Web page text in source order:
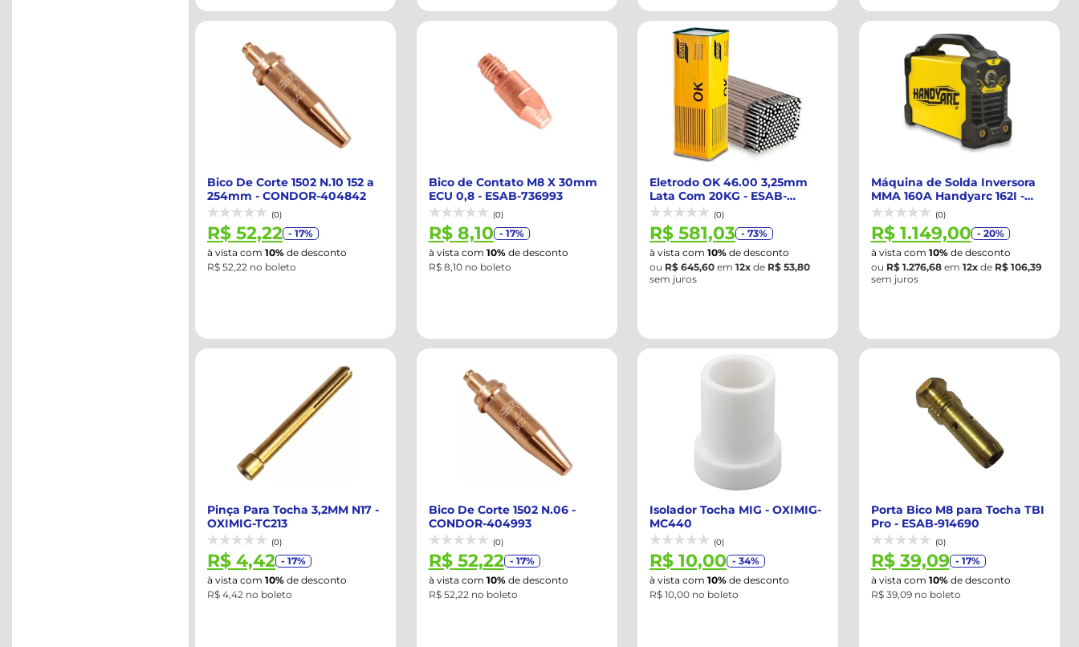
Bico De Corte 1502 N.10 152 a
254mm - CONDOR-404842
(0)
R$ 52,22 - 17%
à vista com 10% de desconto
R$ 52,22 no boleto
Bico de Contato M8 X 30mm
ECU 0,8 - ESAB-736993
(0)
R$ 8,10 - 17%
à vista com 10%de desconto
R$ 8,10 no boleto
Eletrodo OK 46.00 3,25mm
Lata Com 20KG - ESAB-
300076
(0)
R$ 581,03 - 73%
à vista com 10% de desconto
ou R$ 645,60 em 12x de R$ 53,80
sem juros
Máquina de Solda Inversora
MMA 160A Handyarc 162I -
ESAB-743...(0)
R$ 1.149,00 - 20%
à vista com 10%de desconto
ou R$ 1.276,68em 12xde R$ 106,39
sem juros
Pinça Para Tocha 3,2MM N17 -
OXIMIG-TC213
(0)
R$ 4,42 - 17%
à vista com 10% de desconto
R$ 4,42 no boleto
Bico De Corte 1502 N.06 -
CONDOR-404993
(0)
R$ 52,22 - 17%
à vista com 10%de desconto
R$ 52,22 no boleto
Isolador Tocha MIG - OXIMIG-
MC440
(0)
R$ 10,00 - 34%
à vista com 10% de desconto
R$ 10,00 no boleto
Porta Bico M8 para Tocha TBI
Pro - ESAB-914690
(0)
R$ 39,09 - 17%
à vista com 10%de desconto
R$ 39,09 no boleto